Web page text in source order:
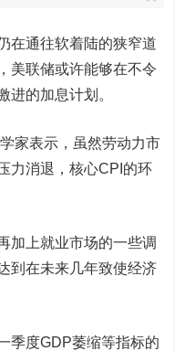
在通往软着陆的狭窄道
美联储或许能够在不令
进的加息计划。
表示，虽然劳动力市
力消退，核心CPI的环
上就业市场的一些调
到在未来几年致使经济
度GDP萎缩等指标的